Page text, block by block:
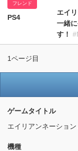
フレンド
PS4
エイ
一緒
す！
1ページ目
ゲームタイトル
エイリアンネーショ
機種